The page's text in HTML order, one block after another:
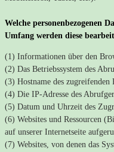
Welche personenbezogenen
Umfang werden diese
(1) Informationen über den
(2) Das Betriebssystem des
(3) Hostname des zugreifenden
(4) Die IP-Adresse des
(5) Datum und Uhrzeit des
(6) Websites und Ressourcen
auf unserer Internetseite
(7) Websites, von denen das